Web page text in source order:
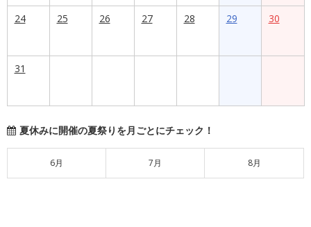
24 25 26 27 28 29 30
31
夏休みに開催の夏祭りを月ごとにチェック！
6月 7月 8月